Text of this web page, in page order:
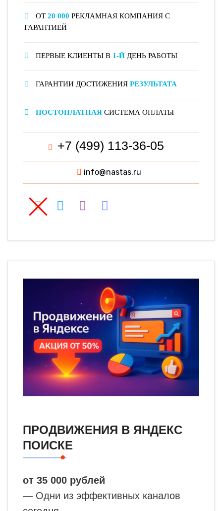
ОТ 20 000 РЕКЛАМНАЯ КОМПАНИЯ С
ГАРАНТИЕЙ
ПЕРВЫЕ КЛИЕНТЫ В 1-Й ДЕНЬ РАБОТЫ
ГАРАНТИИ ДОСТИЖЕНИЯ РЕЗУЛЬТАТА
ПОСТОПЛАТНАЯ СИСТЕМА ОПЛАТЫ
+7 (499) 113-36-05
info@nastas.ru
ПРОДВИЖЕНИЯ В ЯНДЕКС
ПОИСКЕ
от 35 000 рублей
— Одни из эффективных каналов